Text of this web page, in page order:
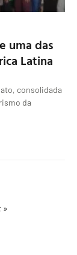
uma das
Latina
consolidada
da
»